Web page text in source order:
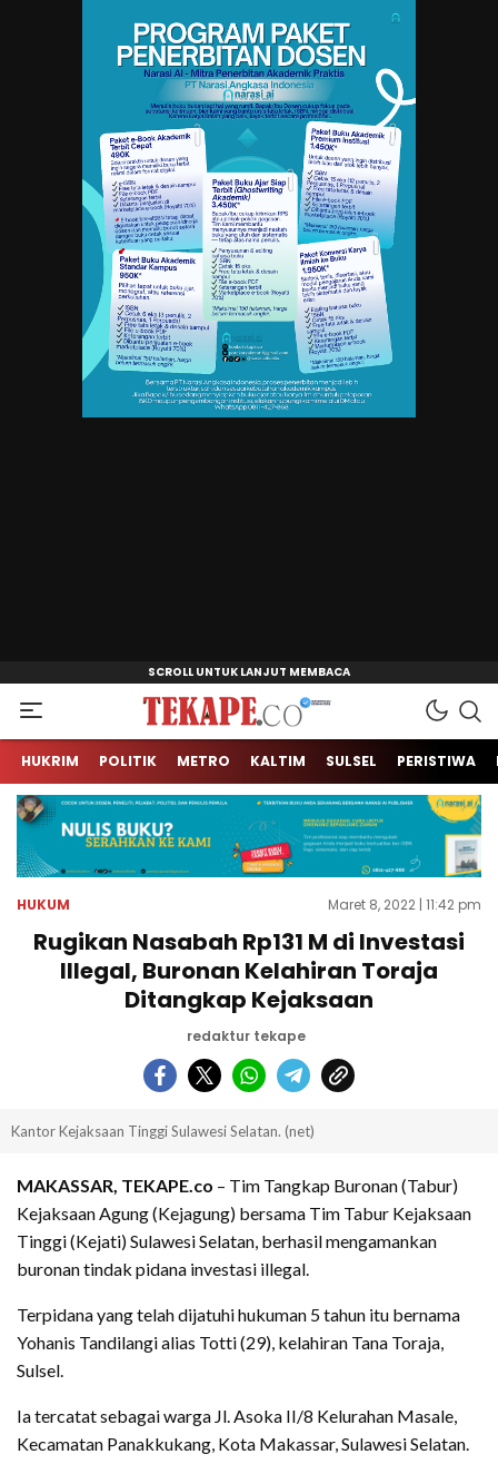
Tekape.co
Jendela Informasi Kita
HUKRIM POLITIK METRO KALTIM SULSEL PERISTIWA
HUKUM Maret 8, 2022 | 11:42 pm
Rugikan Nasabah Rp131 M di Investasi
Illegal, Buronan Kelahiran Toraja
Ditangkap Kejaksaan
redaktur tekape
Kantor Kejaksaan Tinggi Sulawesi Selatan. (net)
MAKASSAR, TEKAPE.co – Tim Tangkap Buronan (Tabur)
Kejaksaan Agung (Kejagung) bersama Tim Tabur Kejaksaan
Tinggi (Kejati) Sulawesi Selatan, berhasil mengamankan
buronan tindak pidana investasi illegal.
Terpidana yang telah dijatuhi hukuman 5 tahun itu bernama
Yohanis Tandilangi alias Totti (29), kelahiran Tana Toraja,
Sulsel.
Ia tercatat sebagai warga Jl. Asoka II/8 Kelurahan Masale,
Kecamatan Panakkukang, Kota Makassar, Sulawesi Selatan.